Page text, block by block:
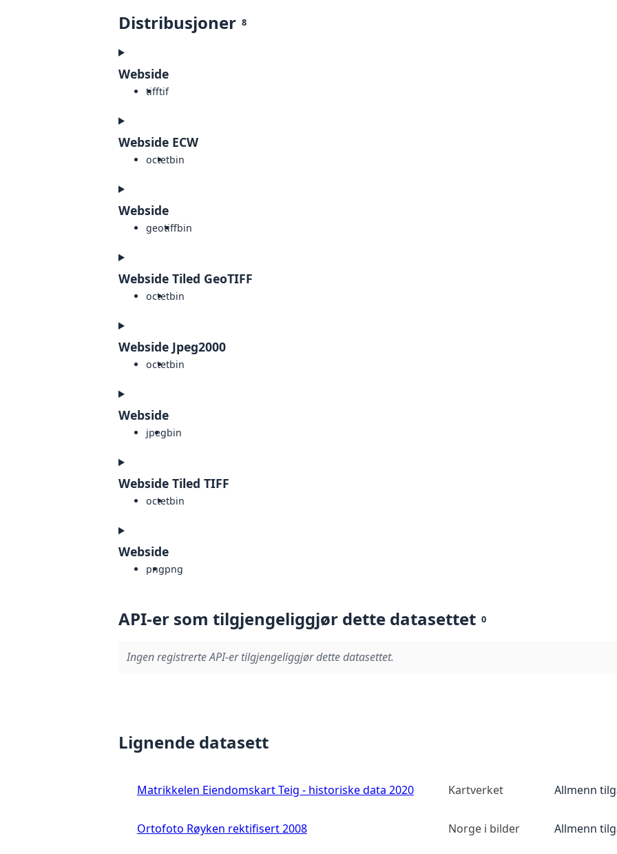
Distribusjoner 8
Webside
tifftif
Webside ECW
octetbin
Webside
geotiffbin
Webside Tiled GeoTIFF
octetbin
Webside Jpeg2000
octetbin
Webside
jpegbin
Webside Tiled TIFF
octetbin
Webside
pngpng
API-er som tilgjengeliggjør dette datasettet 0
Ingen registrerte API-er tilgjengeliggjør dette datasettet.
Lignende datasett
Matrikkelen Eiendomskart Teig - historiske data 2020 Kartverket Allmenn
Ortofoto Røyken rektifisert 2008 Norge i bilder Allmenn